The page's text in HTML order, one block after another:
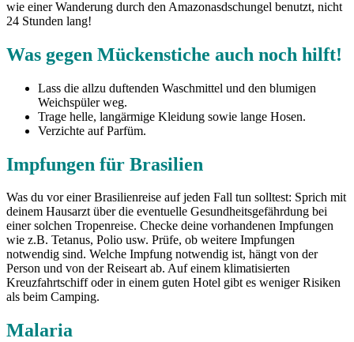
wie einer Wanderung durch den Amazonasdschungel benutzt, nicht
24 Stunden lang!
Was gegen Mückenstiche auch noch hilft!
Lass die allzu duftenden Waschmittel und den blumigen
Weichspüler weg.
Trage helle, langärmige Kleidung sowie lange Hosen.
Verzichte auf Parfüm.
Impfungen für Brasilien
Was du vor einer Brasilienreise auf jeden Fall tun solltest: Sprich mit
deinem Hausarzt über die eventuelle Gesundheitsgefährdung bei
einer solchen Tropenreise. Checke deine vorhandenen Impfungen
wie z.B. Tetanus, Polio usw. Prüfe, ob weitere Impfungen
notwendig sind. Welche Impfung notwendig ist, hängt von der
Person und von der Reiseart ab. Auf einem klimatisierten
Kreuzfahrtschiff oder in einem guten Hotel gibt es weniger Risiken
als beim Camping.
Malaria